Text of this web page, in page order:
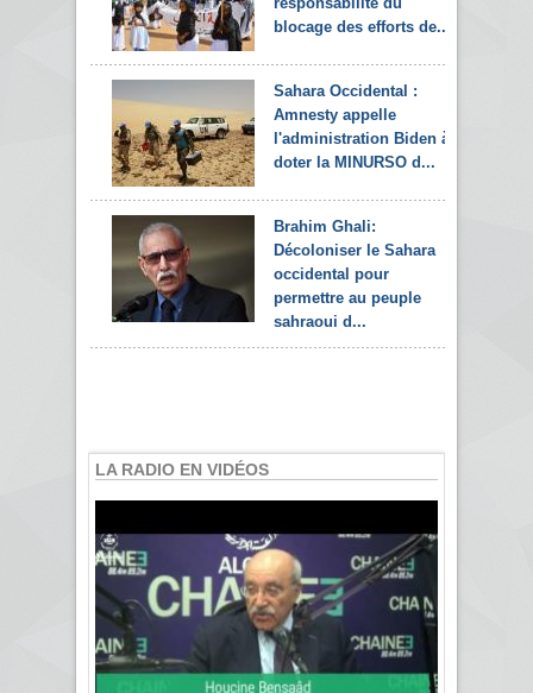
blocage des efforts de...
Sahara Occidental :
Amnesty appelle
l'administration Biden à
doter la MINURSO d...
Brahim Ghali:
Décoloniser le Sahara
occidental pour
permettre au peuple
sahraoui d...
LA RADIO EN VIDÉOS